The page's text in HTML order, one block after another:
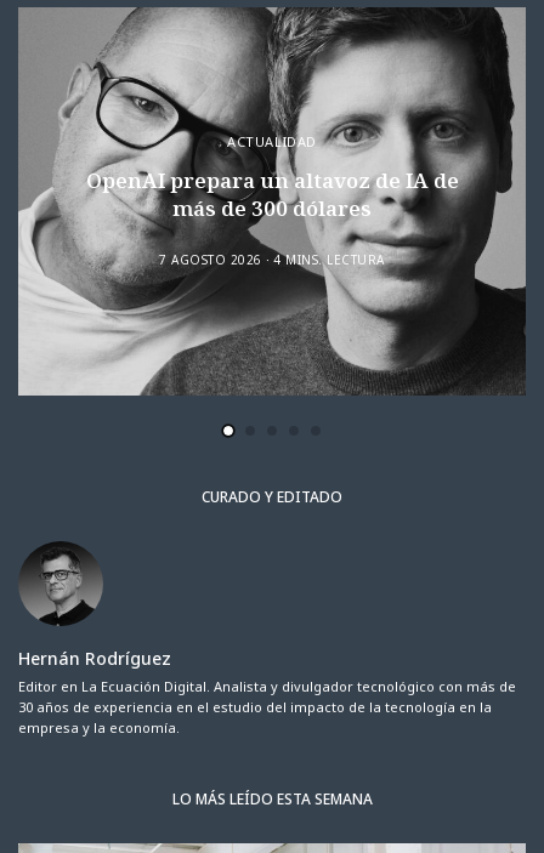
ACTUALIDAD
OpenAI prepara un altavoz de IA de
más de 300 dólares
7 AGOSTO 2026 4 MINS. LECTURA
CURADO Y EDITADO
Hernán Rodríguez
Editor en La Ecuación Digital. Analista y divulgador tecnológico con más de
30 años de experiencia en el estudio del impacto de la tecnología en la
empresa y la economía.
LO MÁS LEÍDO ESTA SEMANA